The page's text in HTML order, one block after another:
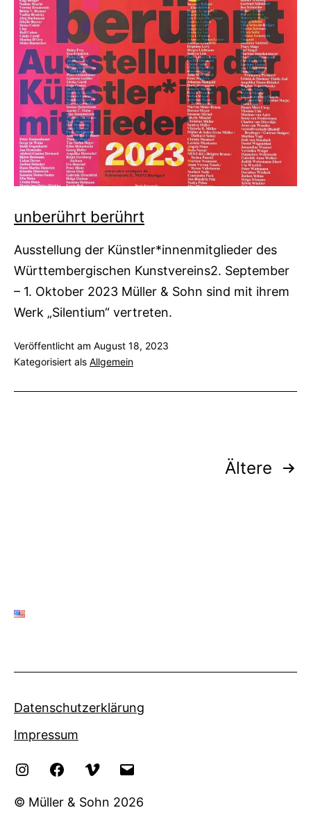
unberührt berührt
Ausstellung der Künstler*innenmitglieder des
Württembergischen Kunstvereins2. September
– 1. Oktober 2023 Müller & Sohn sind mit ihrem
Werk „Silentium“ vertreten.
Veröffentlicht am August 18, 2023
Kategorisiert als Allgemein
Seitennummerierung
Ältere
© Müller & Sohn 2026
Datenschutzerklärung
Impressum
InstagramFacebook
Vimeo